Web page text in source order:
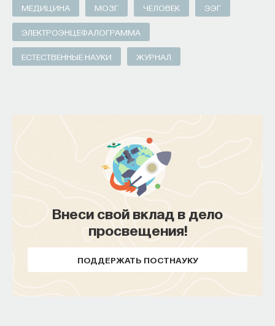
МЕДИЦИНА МОЗГ ЧЕЛОВЕК ЭЭГ
ЭЛЕКТРОЭНЦЕФАЛОГРАММА
ЕСТЕСТВЕННЫЕ НАУКИ ЖУРНАЛ
Внеси свой вклад в дело
просвещения!
ПОДДЕРЖАТЬ ПОСТНАУКУ
ИСКУССТВЕННЫЙ ИНТЕЛЛЕКТ
220 публикаций
СТРОИТЕЛИ БУДУЩЕГО
ПАРТНЁР ПРОЕКТА